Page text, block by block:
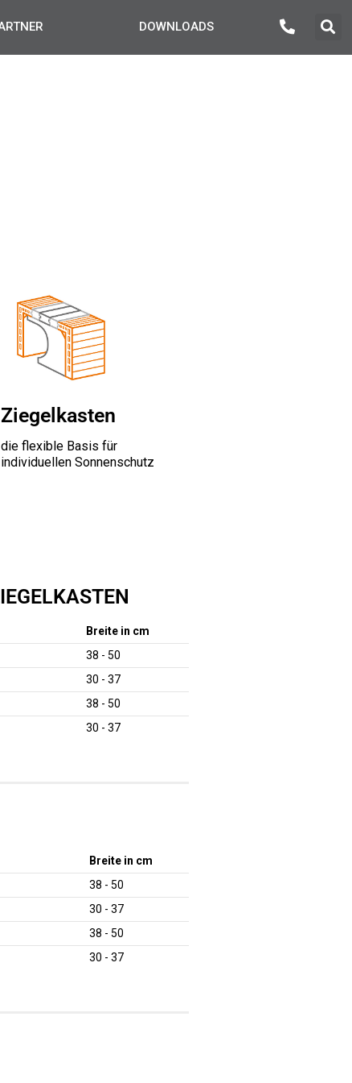
DOWNLOADS
Ziegelkasten
die flexible Basis für
individuellen Sonnenschutz
Breite in cm
38 - 50
30 - 37
38 - 50
30 - 37
Breite in cm
38 - 50
30 - 37
38 - 50
30 - 37